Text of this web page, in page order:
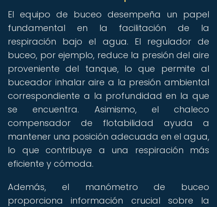
El equipo de buceo desempeña un papel
fundamental en la facilitación de la
respiración bajo el agua. El regulador de
buceo, por ejemplo, reduce la presión del aire
proveniente del tanque, lo que permite al
buceador inhalar aire a la presión ambiental
correspondiente a la profundidad en la que
se encuentra. Asimismo, el chaleco
compensador de flotabilidad ayuda a
mantener una posición adecuada en el agua,
lo que contribuye a una respiración más
eficiente y cómoda.
Además, el manómetro de buceo
proporciona información crucial sobre la